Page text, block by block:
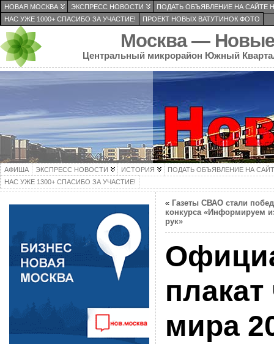
НОВАЯ МОСКВА ЭКСПРЕСС НОВОСТИ
ПОДАТЬ ОБЪЯВЛЕНИЕ НА САЙТЕ
НАС УЖЕ 1000+ СПАСИБО ЗА УЧАСТИЕ!
ПРОЕКТ НОВЫХ ВАТУТИНОК ФОТО
Москва — Новые
Центральный микрорайон Южный
АФИША ЭКСПРЕСС НОВОСТИ ИСТОРИЯ
ПОДАТЬ ОБЪЯВЛЕНИЕ НА
НАС УЖЕ 1300+ СПАСИБО ЗА УЧАСТИЕ!
« Газеты СВАО стали
конкурса «Информируем
рук»
мира